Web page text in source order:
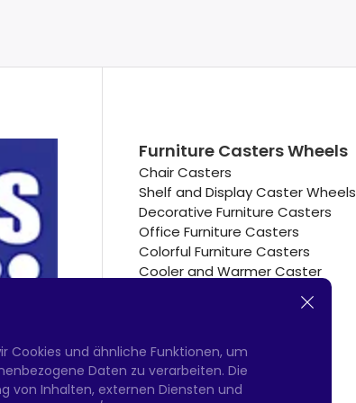
Furniture Casters Wheels
Chair Casters
Shelf and Display Caster Wheels
Decorative Furniture Casters
Office Furniture Casters
Colorful Furniture Casters
Cooler and Warmer Caster
Hotel Equipment Casters
Cookies und ähnliche Funktionen, um
Daten zu verarbeiten. Die
von Inhalten, externen Diensten und